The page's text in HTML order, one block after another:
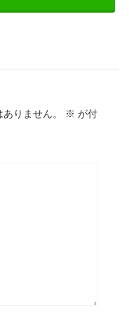
りません。 ※ が付